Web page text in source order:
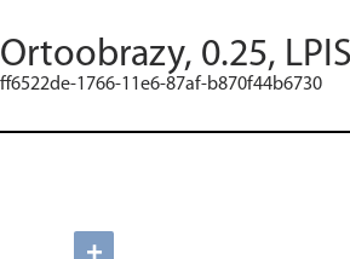
Ortoobrazy, 0.25,
ff6522de-1766-11e6-87af-b870f44b6730
+